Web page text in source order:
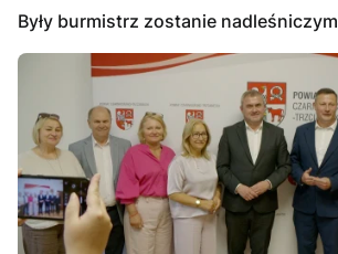
Były burmistrz zostanie nadleśniczym